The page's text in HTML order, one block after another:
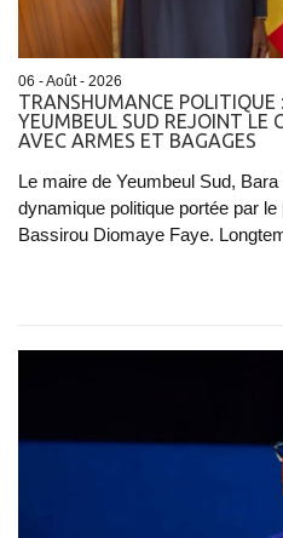
06 - Août - 2026
TRANSHUMANCE POLITIQUE
YEUMBEUL SUD REJOINT LE
AVEC ARMES ET BAGAGES
Le maire de Yeumbeul Sud,
dynamique politique portée par
Bassirou Diomaye Faye.